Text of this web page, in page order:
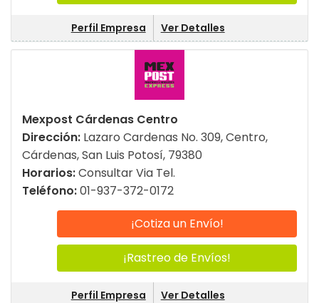
Perfil Empresa Ver Detalles
Mexpost Cárdenas Centro
Dirección: Lazaro Cardenas No. 309, Centro,
Cárdenas, San Luis Potosí, 79380
Horarios:Consultar Via Tel.
Teléfono:01-937-372-0172
¡Cotiza un Envío!
¡Rastreo de Envíos!
Perfil Empresa Ver Detalles